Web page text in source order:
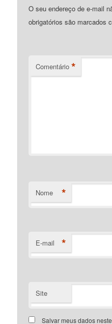
O seu endereço de e-mail
obrigatórios são marcados
Comentário *
Nome *
E-mail *
Site
Salvar meus dados